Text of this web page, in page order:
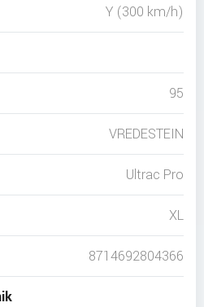
Y (300 km/h)
95
VREDESTEIN
Ultrac Pro
XL
8714692804366